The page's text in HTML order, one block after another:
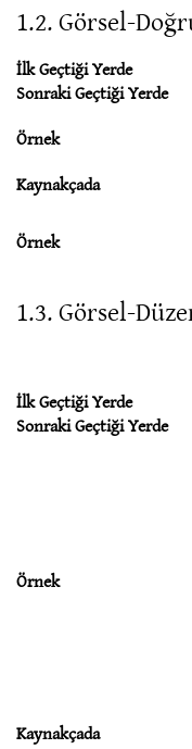
1.2. Görsel-
İlk Geçtiği Yerde
Sonraki Geçtiği Yerde
Örnek
Kaynakçada
Örnek
1.3. Görsel-
İlk Geçtiği Yerde
Sonraki Geçtiği Yerde
Örnek
Kaynakçada